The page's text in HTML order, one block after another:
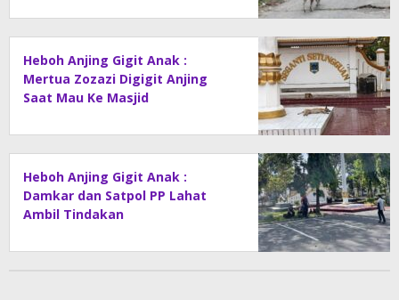
Heboh Anjing Gigit Anak :
Mertua Zozazi Digigit Anjing
Saat Mau Ke Masjid
Heboh Anjing Gigit Anak :
Damkar dan Satpol PP Lahat
Ambil Tindakan